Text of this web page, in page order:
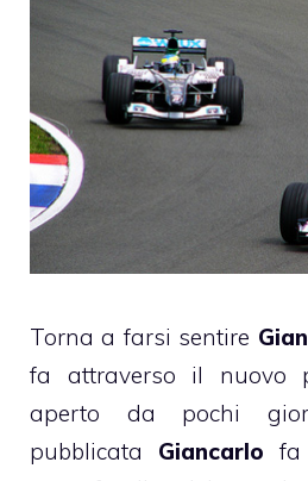
Torna a farsi sentire
fa attraverso il nuovo
aperto da pochi
pubblicata Giancarlo fa